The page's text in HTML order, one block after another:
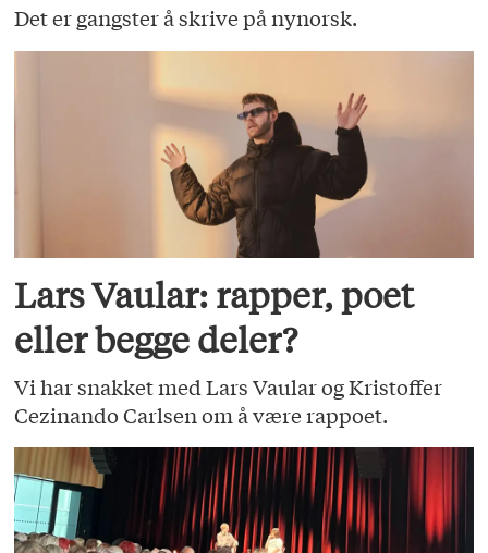
Det er gangster å skrive på nynorsk.
Lars Vaular: rapper, poet
eller begge deler?
Vi har snakket med Lars Vaular og Kristoffer
Cezinando Carlsen om å være rappoet.